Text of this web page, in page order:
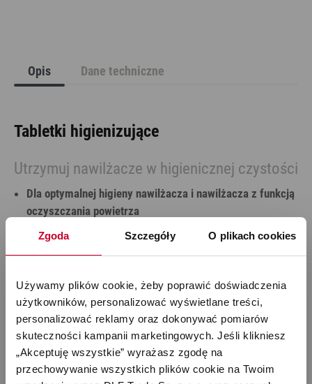
Zgoda Szczegóły O plikach cookies
Używamy plików cookie, żeby poprawić doświadczenia
użytkowników, personalizować wyświetlane treści,
personalizować reklamy oraz dokonywać pomiarów
skuteczności kampanii marketingowych. Jeśli klikniesz
„Akceptuję wszystkie” wyrażasz zgodę na
przechowywanie wszystkich plików cookie na Twoim
Opis Dane techniczne
Tabletki higienizujące
Utrzymuj nawilżacze w higienicznej czystości
Dla optymalnej higieny nawilżacza i nawilżacza z funkcją
oczyszczania powietrza
Biodegradowalne
Łatwe w użyciu, delikatne dla materiałów i bezzapachowe
Informacje o produkcie tabletki higienizujące
Tabletki Higienizujące firmy Stadler Form zapewniają
doskonałą higienę wody w nawilżaczu i nawilżaczu z funkcją
oczyszczania powietrza. Nasze specjalnie opracowane tabletki
produkowane w Szwajcarii rozpuszczają się bez śladu w
wodzie i natychmiast zaczynają działać - nie wydzielając
żadnego zapachu. Składniki pozostają aktywne nawet po